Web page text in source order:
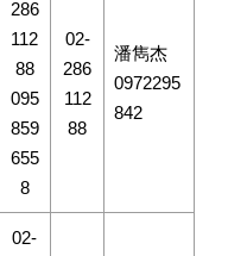
286
112
88
095
859
655
8
02-
286
112
88
潘雋杰
0972295
842
02-